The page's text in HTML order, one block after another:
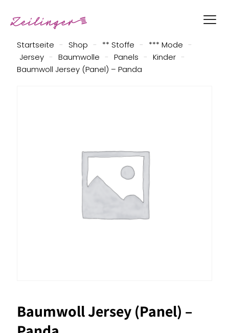
Startseite - Shop - ** Stoffe - *** Mode -
Jersey - Baumwolle - Panels - Kinder -
Baumwoll Jersey (Panel) – Panda
Baumwoll Jersey (Panel) –